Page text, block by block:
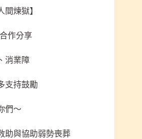
間煉獄】
作分享
消業障
支持鼓勵
們～
助與協助弱勢喪葬